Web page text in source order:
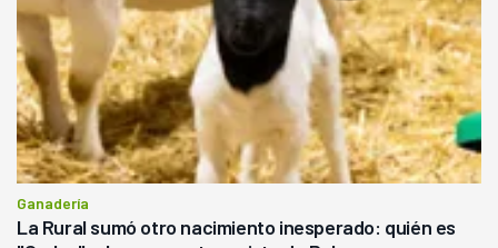
Ganadería
La Rural sumó otro nacimiento inesperado: quién es